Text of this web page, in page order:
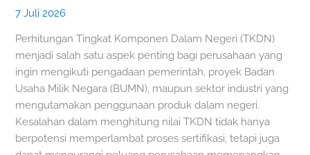
7 Juli 2026
Perhitungan Tingkat Komponen Dalam Negeri (TKDN)
menjadi salah satu aspek penting bagi perusahaan yang
ingin mengikuti pengadaan pemerintah, proyek Badan
Usaha Milik Negara (BUMN), maupun sektor industri yang
mengutamakan penggunaan produk dalam negeri.
Kesalahan dalam menghitung nilai TKDN tidak hanya
berpotensi memperlambat proses sertifikasi, tetapi juga